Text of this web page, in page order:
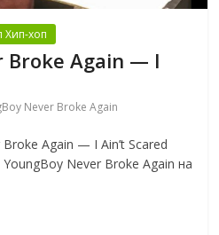
Хип-хоп
Broke Again — I
Never Broke Again
Again — I Ain’t Scared
Never Broke Again на